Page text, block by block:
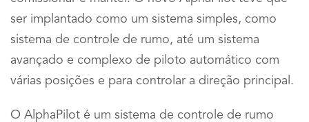
ser implantado como um sistema simples, como
sistema de controle de rumo, até um sistema
avançado e complexo de piloto automático com
várias posições e para controlar a direção principal.
O AlphaPilot é um sistema de controle de rumo